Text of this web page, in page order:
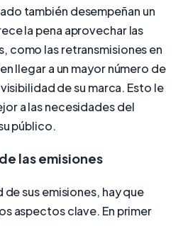
también desempeñan un
la pena aprovechar las
como las retransmisiones en
llegar a un mayor número de
de su marca. Esto le
a las necesidades del
público.
las emisiones
de sus emisiones, hay que
aspectos clave. En primer